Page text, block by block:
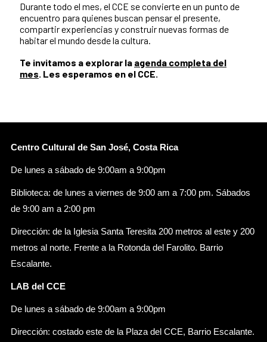
Durante todo el mes, el CCE se convierte en un punto de
encuentro para quienes buscan pensar el presente,
compartir experiencias y construir nuevas formas de
habitar el mundo desde la cultura.
Te invitamos a explorar la agenda completa del
mes. Les esperamos en el CCE.
Centro Cultural de San José, Costa Rica
De lunes a sábado de 9:00am a 9:00pm
Biblioteca: de lunes a viernes de 9:00 am a 7:00 pm. Sábados
de 9:00 am a 2:00 pm
Dirección: de la Iglesia Santa Teresita 200 metros al este y 200
metros al norte. Frente a la Rotonda del Farolito. Barrio
Escalante.
LAB del CCE
De lunes a sábado de 9:00am a 9:00pm
Dirección: costado este de la Plaza del CCE, Barrio Escalante.